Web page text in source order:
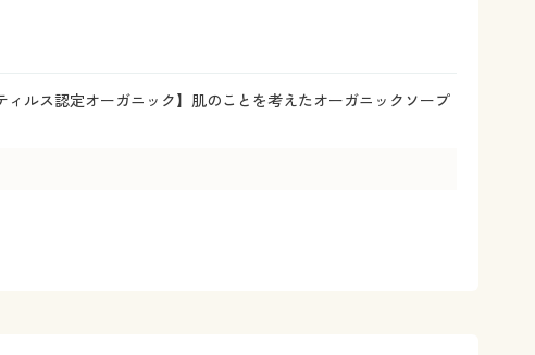
ルス認定オーガニック】肌のことを考えたオーガニックソープ